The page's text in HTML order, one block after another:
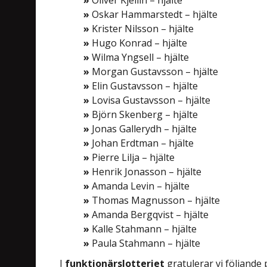
»Oskar Hammarstedt – hjälte
» Krister Nilsson – hjälte
» Hugo Konrad – hjälte
»Wilma Yngsell – hjälte
» Morgan Gustavsson – hjälte
» Elin Gustavsson – hjälte
» Lovisa Gustavsson – hjälte
» Björn Skenberg – hjälte
» Jonas Gallerydh – hjälte
» Johan Erdtman – hjälte
» Pierre Lilja – hjälte
» Henrik Jonasson – hjälte
»Amanda Levin – hjälte
» Thomas Magnusson – hjälte
»Amanda Bergqvist – hjälte
» Kalle Stahmann – hjälte
» Paula Stahmann – hjälte
I funktionärslotteriet gratulerar vi följande